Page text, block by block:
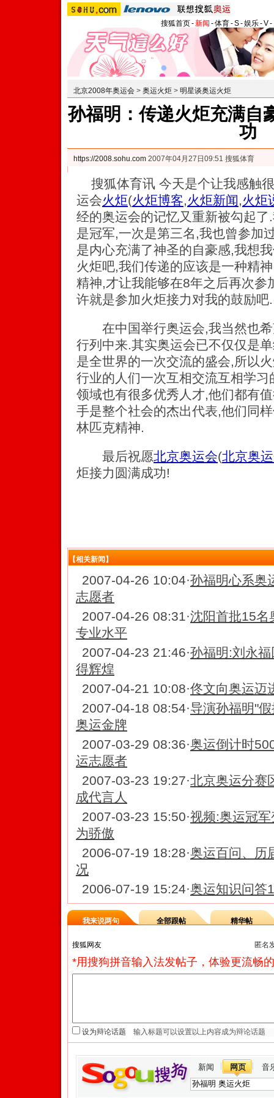
搜狐首页-新闻 -体育-S-娱乐-V-
北京2008年奥运会 > 奥运火炬 > 明星谈奥运火炬
孙福明：传递火炬充满自
功
https://2008.sohu.com 2007年04月27日09:51 搜狐体育
搜狐体育讯 今天是个让我感触
运会火炬(火炬博客,火炬新闻,火炬
经的奥运会的记忆又重新被勾起
是冠军,一次是第三名,我也曾参加
是内心充满了神圣的自豪感,我想
火炬吧,我们传递的应该是一种精
精神,才让我能够在8年之后再次参
许就是参加火炬接力对我的鼓励吧.
在中国举行奥运会,我当然也希
行列中来.其实奥运会已不仅仅是
是全世界的一次交流的盛会,所以
行业的人们一次互相交流互相学
领域也有很多优秀人才,他们都有
手是整个社会的杰出代表,他们同
林匹克精神.
最后祝愿北京奥运会(北京奥
炬接力圆满成功!
【相关新闻】
2007-04-26 10:04·孙福明心系奥
志愿者
2007-04-26 08:31·沈阳首批15名
专业水平
2007-04-23 21:46·孙福明:刘永
得辉煌
2007-04-21 10:08·佟文向奥运迈
2007-04-18 08:54·导演孙福明"
奥运金牌
2007-03-29 08:36·奥运倒计时
运志愿者
2007-03-23 19:27·北京奥运分赛
成代言人
2007-03-23 15:50·视频:奥运冠
为骄傲
2006-07-19 18:28·奥运百问、历
况
2006-07-19 15:24·奥运知识问答
我来说两句 全部跟帖 精华帖
匿名
*用搜狗拼音输入法发帖子，体验更流畅
设为辩论话题
新闻 网页 音